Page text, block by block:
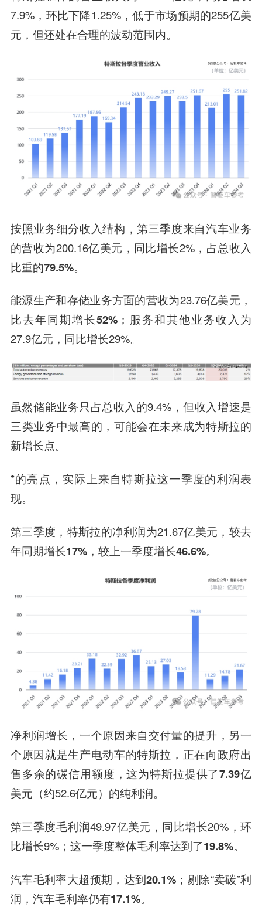
7.9%，环比下降1.25%，低于市场预期的255亿美
元，但还处在合理的波动范围内。
按照业务细分收入结构，第三季度来自汽车业务
的营收为200.16亿美元，同比增长2%，占总收入
比重的79.5%。
能源生产和存储业务方面的营收为23.76亿美元，
比去年同期增长52%； 服务和其他业务收入为
27.9亿元，同比增长29%。
虽然储能业务只占总收入的9.4%，但收入增速是
三类业务中最高的，可能会在未来成为特斯拉的
新增长点。
*的亮点，实际上来自特斯拉这一季度的利润表
现。
第三季度，特斯拉的净利润为21.67亿美元，较去
年同期增长17%，较上一季度增长46.6%。
净利润增长，一个原因来自交付量的提升 ，另一
个原因就是生产电动车的特斯拉，正在向政府出
售多余的碳信用额度 ，这为特斯拉提供了7.39亿
美元 （约52.6亿元）的纯利润。
第三季度毛利润49.97亿美元，同比增长20%，环
比增长9%；这一季度整体毛利率达到了19.8%。
汽车毛利率大超预期，达到20.1% ；剔除“卖碳”利
润，汽车毛利率仍有17.1%。